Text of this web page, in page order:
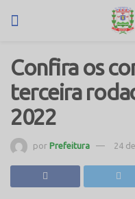
Confira os
terceira
2022
por Prefeitura 24